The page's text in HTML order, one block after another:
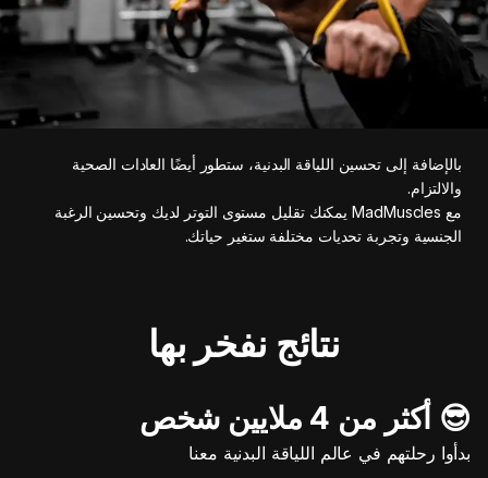
بالإضافة إلى تحسين اللياقة البدنية، ستطور أيضًا العادات الصحية
والالتزام.
مع MadMuscles يمكنك تقليل مستوى التوتر لديك وتحسين الرغبة
الجنسية وتجربة تحديات مختلفة ستغير حياتك.
نتائج نفخر بها
😎 أكثر من 4 ملايين شخص
بدأوا رحلتهم في عالم اللياقة البدنية معنا